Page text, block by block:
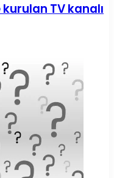
kurulan TV kanalı